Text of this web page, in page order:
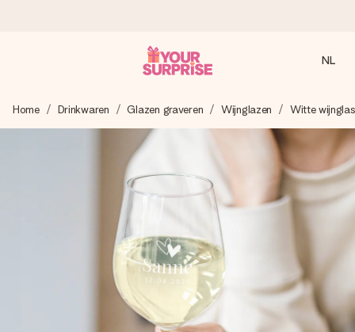
We maken jouw cadeau met zorg en zorgen dat het
razendsnel onderweg is - zodat jij kunt geven op precies
het juiste moment, wanneer het het meeste betekent.
4,8 (gebaseerd op +8.000 reviews)
Onze cadeaus worden gewaardeerd. Klanten beoordelen
ons met een 4,7 op Google Reviews
Gratis wenskaartje
NL
Home Drinkwaren Glazen graveren Wijnglazen Witte wijnglas